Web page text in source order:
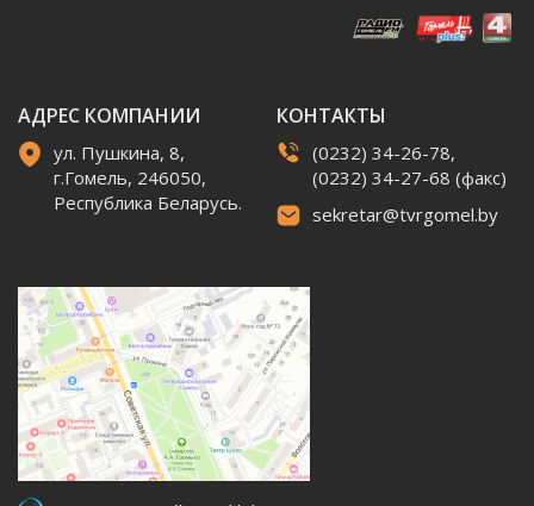
АДРЕС КОМПАНИИ
ул. Пушкина, 8,
г.Гомель, 246050,
Республика Беларусь.
КОНТАКТЫ
(0232) 34-26-78,
(0232) 34-27-68 (факс)
sekretar@tvrgomel.by